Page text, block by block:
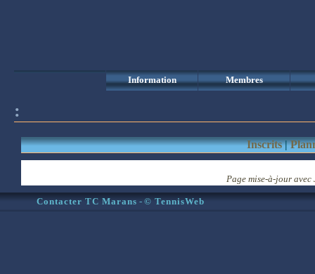
Information Membres
:
Inscrits|
Page mise-à-jour avec
Contacter TC Marans - © TennisWeb